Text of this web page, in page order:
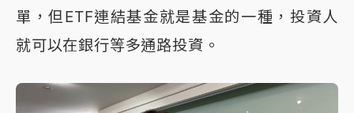
單，但ETF連結基金就是基金的一種，投資人
就可以在銀行等多通路投資。